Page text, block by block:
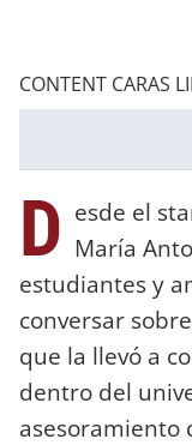
CONTENT CARAS
D esde el
María
estudiantes y
conversar
que la llevó a
dentro del
asesoramiento